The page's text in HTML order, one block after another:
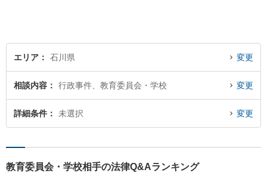
エリア 石川県 変更
相談内容 行政事件、教育委員会・学校 変更
詳細条件 未選択 変更
教育委員会・学校相手の法律Q&Aランキング